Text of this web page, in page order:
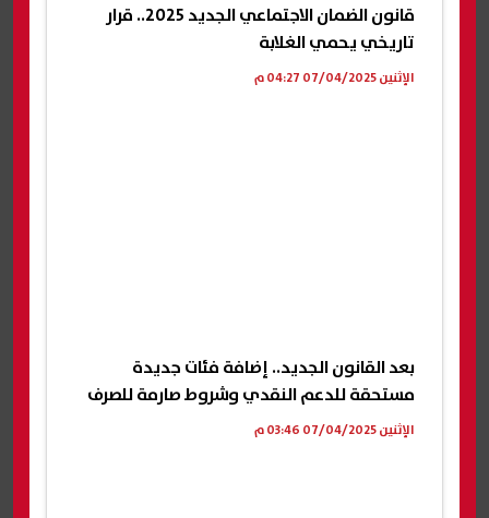
قانون الضمان الاجتماعي الجديد 2025.. قرار
تاريخي يحمي الغلابة
الإثنين 07/04/2025 04:27 م
بعد القانون الجديد.. إضافة فئات جديدة
مستحقة للدعم النقدي وشروط صارمة للصرف
الإثنين 07/04/2025 03:46 م